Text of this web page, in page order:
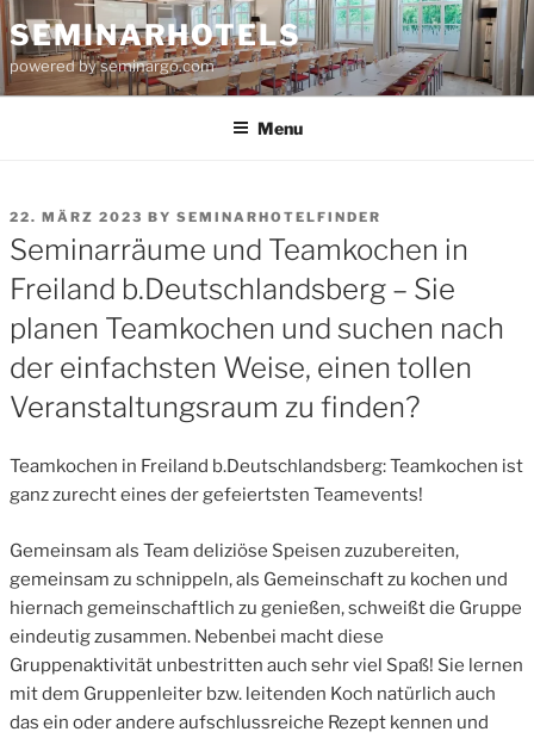
Skip
to
content
SEMINARHOTELS
powered by seminargo.com
Menu
POSTED
ON
22. MÄRZ 2023 BY SEMINARHOTELFINDER
Seminarräume und Teamkochen in
Freiland b.Deutschlandsberg – Sie
planen Teamkochen und suchen nach
der einfachsten Weise, einen tollen
Veranstaltungsraum zu finden?
Teamkochen in Freiland b.Deutschlandsberg: Teamkochen ist
ganz zurecht eines der gefeiertsten Teamevents!
Gemeinsam als Team deliziöse Speisen zuzubereiten,
gemeinsam zu schnippeln, als Gemeinschaft zu kochen und
hiernach gemeinschaftlich zu genießen, schweißt die Gruppe
eindeutig zusammen. Nebenbei macht diese
Gruppenaktivität unbestritten auch sehr viel Spaß! Sie lernen
mit dem Gruppenleiter bzw. leitenden Koch natürlich auch
das ein oder andere aufschlussreiche Rezept kennen und